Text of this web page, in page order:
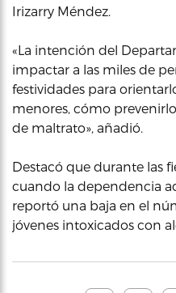
Irizarry Méndez.
«La intención del
impactar a las miles de
festividades para
menores, cómo
de maltrato», añadió.
Destacó que durante las
cuando la dependencia
reportó una baja en el
jóvenes intoxicados con